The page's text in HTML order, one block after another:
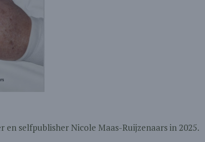
en selfpublisher Nicole Maas-Ruijzenaars in 2025.